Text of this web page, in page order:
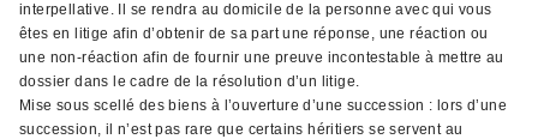
interpellative. Il se rendra au domicile de la personne avec qui vous
êtes en litige afin d’obtenir de sa part une réponse, une réaction ou
une non-réaction afin de fournir une preuve incontestable à mettre au
dossier dans le cadre de la résolution d’un litige.
Mise sous scellé des biens à l’ouverture d’une succession : lors d’une
succession, il n’est pas rare que certains héritiers se servent au